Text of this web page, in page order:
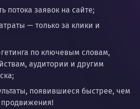
потока заявок на сайте;
— только за клики и
по ключевым словам,
аудитории и другим
появившиеся быстрее, чем
продвижения!